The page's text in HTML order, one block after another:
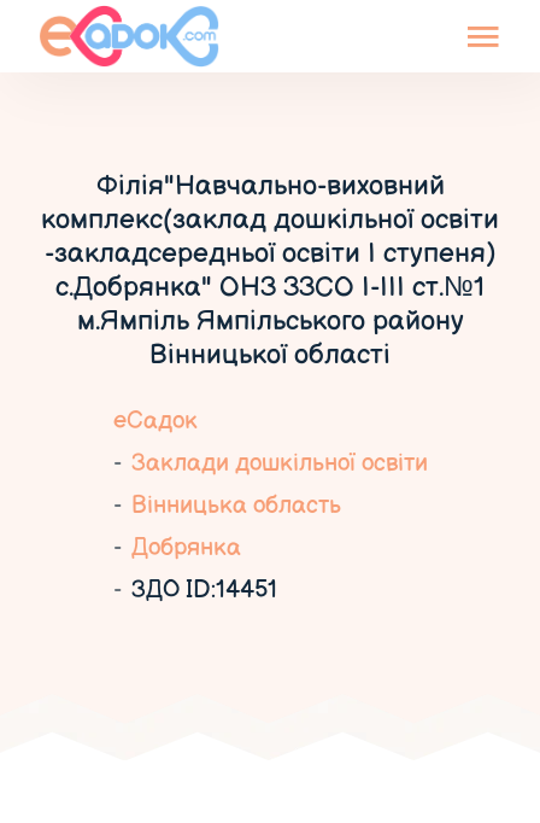
Філія"Навчально-виховний
комплекс(заклад дошкільної освіти
-закладсередньої освіти І ступеня)
с.Добрянка" ОНЗ ЗЗСО І-ІІІ ст.№1
м.Ямпіль Ямпільського району
Вінницької області
еСадок
Заклади дошкільної освіти
Вінницька область
Добрянка
ЗДО ID:14451